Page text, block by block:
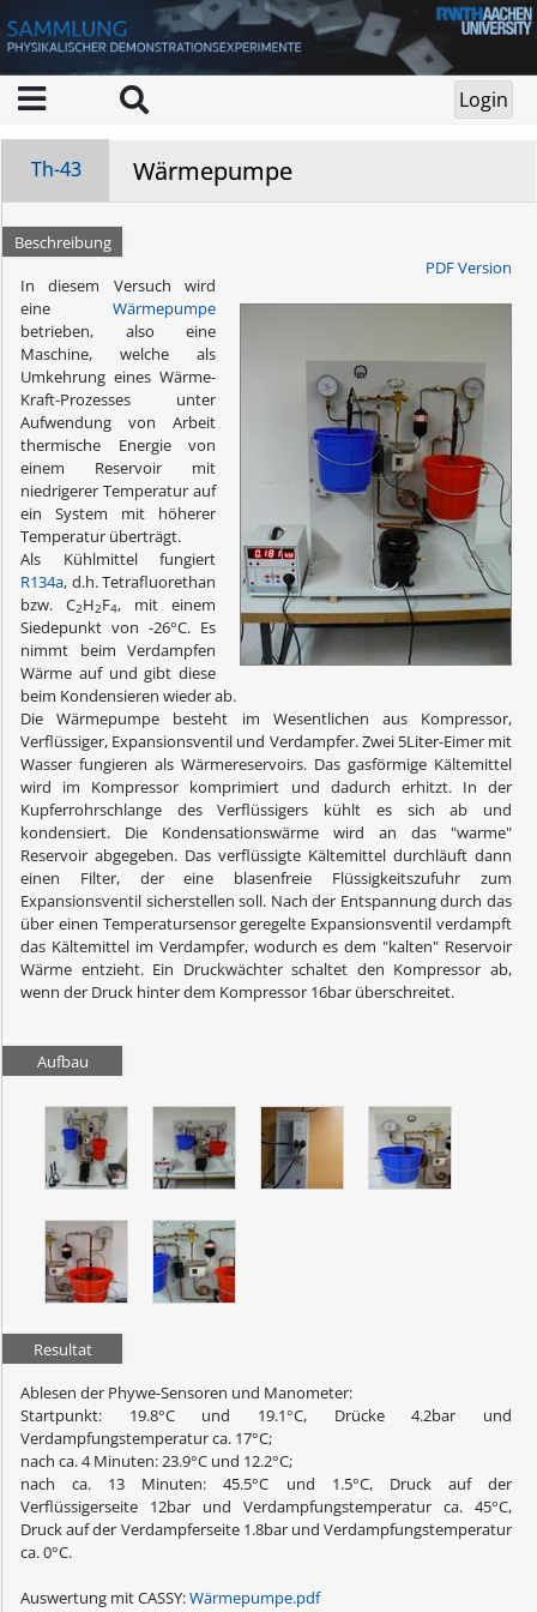
Th-43 Wärmepumpe
Beschreibung
PDF Version
In diesem Versuch wird
eine Wärmepumpe
betrieben, also eine
Maschine, welche als
Umkehrung eines Wärme-
Kraft-Prozesses unter
Aufwendung von Arbeit
thermische Energie von
einem Reservoir mit
niedrigerer Temperatur auf
ein System mit höherer
Temperatur überträgt.
Als Kühlmittel fungiert
R134a, d.h. Tetrafluorethan
bzw. C2H2F4, mit einem
Siedepunkt von -26°C. Es
nimmt beim Verdampfen
Wärme auf und gibt diese
beim Kondensieren wieder ab.
Die Wärmepumpe besteht im Wesentlichen aus Kompressor,
Verflüssiger, Expansionsventil und Verdampfer. Zwei 5Liter-Eimer mit
Wasser fungieren als Wärmereservoirs. Das gasförmige Kältemittel
wird im Kompressor komprimiert und dadurch erhitzt. In der
Kupferrohrschlange des Verflüssigers kühlt es sich ab und
kondensiert. Die Kondensationswärme wird an das "warme"
Reservoir abgegeben. Das verflüssigte Kältemittel durchläuft dann
einen Filter, der eine blasenfreie Flüssigkeitszufuhr zum
Expansionsventil sicherstellen soll. Nach der Entspannung durch das
über einen Temperatursensor geregelte Expansionsventil verdampft
das Kältemittel im Verdampfer, wodurch es dem "kalten" Reservoir
Wärme entzieht. Ein Druckwächter schaltet den Kompressor ab,
wenn der Druck hinter dem Kompressor 16bar überschreitet.
Aufbau
Resultat
Ablesen der Phywe-Sensoren und Manometer:
Startpunkt: 19.8°C und 19.1°C, Drücke 4.2bar und
Verdampfungstemperatur ca. 17°C;
nach ca. 4 Minuten: 23.9°C und 12.2°C;
nach ca. 13 Minuten: 45.5°C und 1.5°C, Druck auf der
Verflüssigerseite 12bar und Verdampfungstemperatur ca. 45°C,
Druck auf der Verdampferseite 1.8bar und Verdampfungstemperatur
ca. 0°C.
Auswertung mit CASSY:Wärmepumpe.pdf